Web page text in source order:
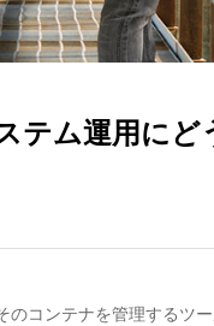
ム運用にど
コンテナを管理するツ